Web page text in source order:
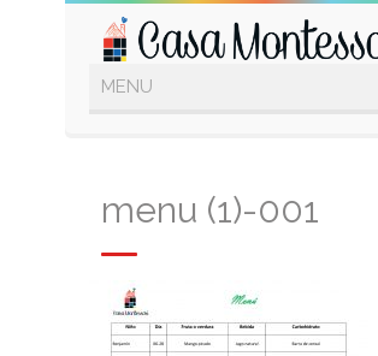
menu (1)-001